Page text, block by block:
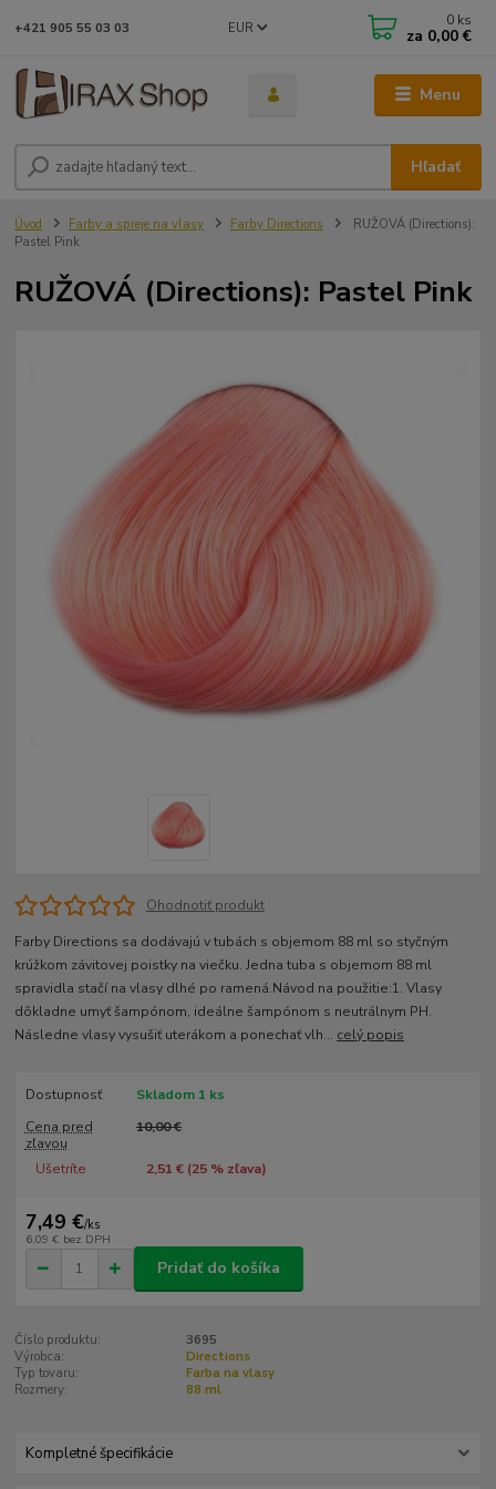
Menu
EUR
Hľadať
+421 905 55 03 03 0 ks
za 0,00 €
Úvod Farby a spreje na vlasy Farby Directions
RUŽOVÁ (Directions):
Pastel Pink
RUŽOVÁ (Directions): Pastel Pink
Ohodnotiť produkt
Farby Directions sa dodávajú v tubách s objemom 88 ml so styčným
krúžkom závitovej poistky na viečku. Jedna tuba s objemom 88 ml
spravidla stačí na vlasy dlhé po ramená.Návod na použitie:1. Vlasy
dôkladne umyť šampónom, ideálne šampónom s neutrálnym PH.
Následne vlasy vysušiť uterákom a ponechať vlh... celý popis
Dostupnosť
Skladom 1 ks
Cena pred
zľavou
10,00 €
Ušetríte 2,51 € (25% zľava)
7,49 €/ks
6,09 € bez DPH
Pridať do košíka
Číslo produktu:
3695
Výrobca:
Directions
Typ tovaru:
Farba na vlasy
Rozmery:
88 ml
Kompletné špecifikácie